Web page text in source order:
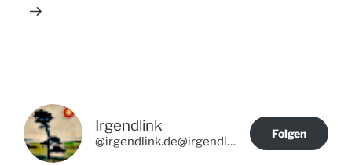
Irgendlink
@irgendlink.de@irgendlink.de
Folgen